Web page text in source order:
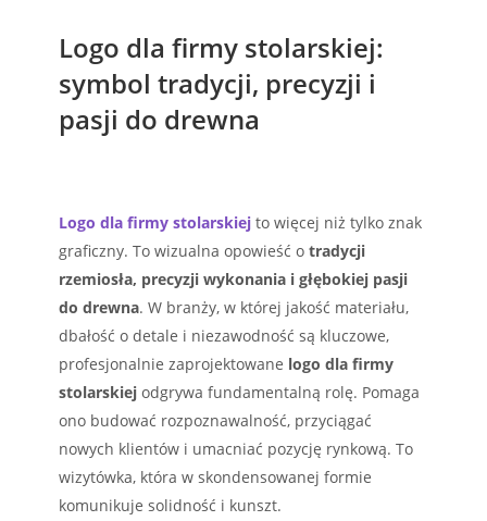
Logo dla firmy stolarskiej:
symbol tradycji, precyzji i
pasji do drewna
Logo dla firmy stolarskiej to więcej niż tylko znak
graficzny. To wizualna opowieść o tradycji
rzemiosła, precyzji wykonania i głębokiej pasji
do drewna. W branży, w której jakość materiału,
dbałość o detale i niezawodność są kluczowe,
profesjonalnie zaprojektowane logo dla firmy
stolarskiej odgrywa fundamentalną rolę. Pomaga
ono budować rozpoznawalność, przyciągać
nowych klientów i umacniać pozycję rynkową. To
wizytówka, która w skondensowanej formie
komunikuje solidność i kunszt.